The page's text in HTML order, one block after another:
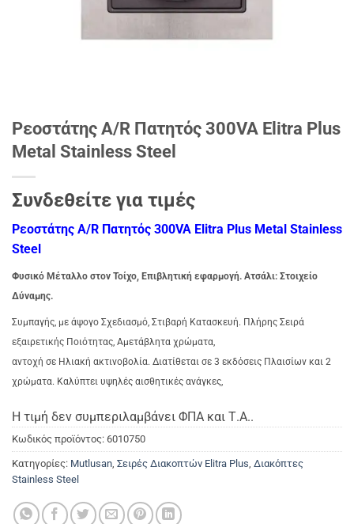
Ρεοστάτης A/R Πατητός 300VA Elitra Plus
Metal Stainless Steel
Συνδεθείτε για τιμές
Ρεοστάτης A/R Πατητός 300VA Elitra Plus Metal Stainless
Steel
Φυσικό Μέταλλο στον Τοίχο, Επιβλητική εφαρμογή. Ατσάλι: Στοιχείο
Δύναμης.
Συμπαγής, με άψογο Σχεδιασμό, Στιβαρή Κατασκευή. Πλήρης Σειρά
εξαιρετικής Ποιότητας, Αμετάβλητα χρώματα,
αντοχή σε Ηλιακή ακτινοβολία. Διατίθεται σε 3 εκδόσεις Πλαισίων και 2
χρώματα. Καλύπτει υψηλές αισθητικές ανάγκες,
Η τιμή δεν συμπεριλαμβάνει ΦΠΑ και Τ.Α..
Κωδικός προϊόντος: 6010750
Κατηγορίες: Mutlusan Σειρές Διακοπτών Elitra Plus Διακόπτες
Stainless Steel